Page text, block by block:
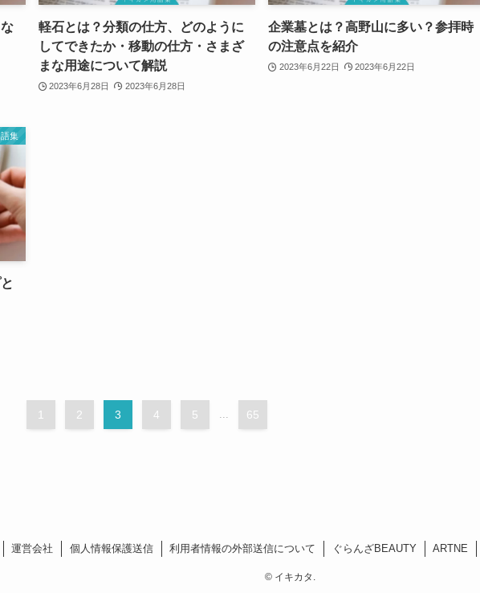
軽石とは？分類の仕方、どのように
してできたか・移動の仕方・さまざ
まな用途について解説
2023年6月28日 2023年6月28日
企業墓とは？高野山に多い？参拝時
の注意点を紹介
2023年6月22日 2023年6月22日
語集
1 2 3 4 5 ... 65
運営会社 個人情報保護送信 利用者情報の外部送信について ぐらんざBEAUTY ARTNE
©イキカタ.